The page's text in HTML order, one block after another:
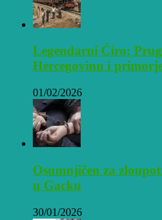
Legendarni Ćiro:
Hercegovinu i
01/02/2026
Osumnjičen za
u Gacku
30/01/2026